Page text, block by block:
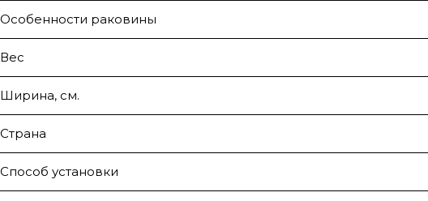
Особенности раковины
Вес
Ширина, см.
Страна
Способ установки